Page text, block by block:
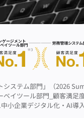
ステム部門」（2026
イツール部門_顧客満足
小企業デジタル化・AI